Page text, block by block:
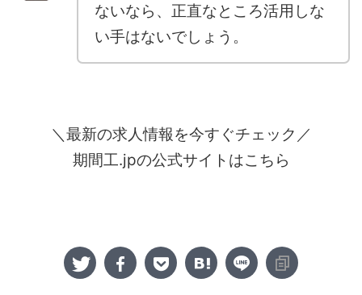
ないなら、正直なところ活用しな
い手はないでしょう。
＼最新の求人情報を今すぐチェック／
期間工.jpの公式サイトはこちら